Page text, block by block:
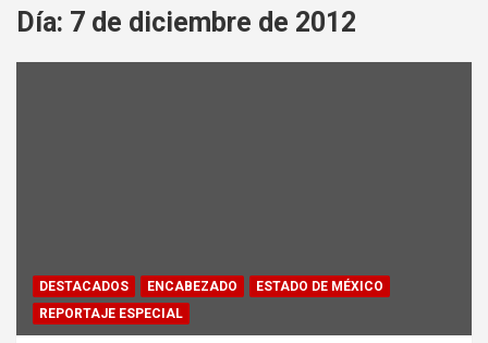
Día: 7 de diciembre de 2012
DESTACADOS ENCABEZADO
ESTADO DE MÉXICO
REPORTAJE ESPECIAL